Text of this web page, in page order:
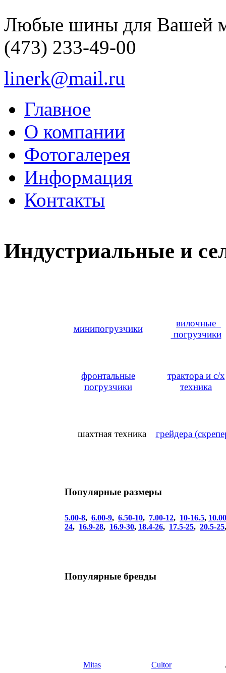
Любые шины для Вашей
(473) 233-49-00
linerk@mail.ru
Главное
О компании
Фотогалерея
Информация
Контакты
Индустриальные и
минипогрузчики
вилочные
погрузчики
фронтальные
погрузчики
трактораи с/х
техника
шахтная техника грейдера
Популярные размеры
5.00-8, 6.00-9, 6.50-10, 7.00-12, 10-16.5,
24, 16.9-28, 16.9-30, 18.4-26, 17.5-25, 20.5-25
Популярные бренды
Mitas Сultor